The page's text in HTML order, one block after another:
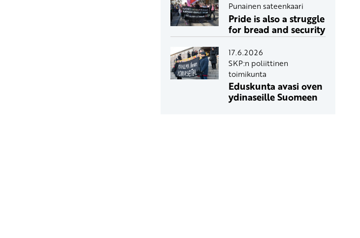
Punainen sateenkaari
Pride is also a struggle
for bread and security
17.6.2026
SKP:n poliittinen
toimikunta
Eduskunta avasi oven
ydinaseille Suomeen